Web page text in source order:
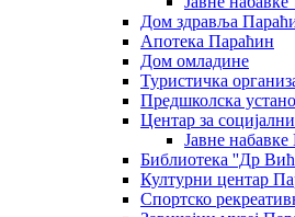
Дом здравља
Апотека Параћин
Дом омладине
Туристичка
Предшколска
Центар за
Јавне
Библиотека ''Др
Културни центар
Спортско